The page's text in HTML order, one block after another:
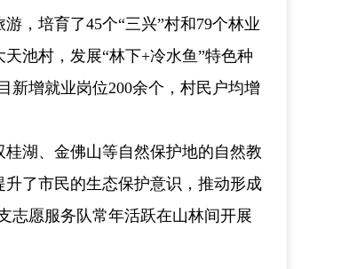
，培育了45个“三兴”村和79个林业
池村，发展“林下+冷水鱼”特色种
新增就业岗位200余个，村民户均增
湖、金佛山等自然保护地的自然教
了市民的生态保护意识，推动形成
志愿服务队常年活跃在山林间开展